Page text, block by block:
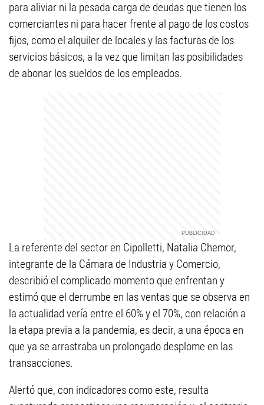
para aliviar ni la pesada carga de deudas que tienen los
comerciantes ni para hacer frente al pago de los costos
fijos, como el alquiler de locales y las facturas de los
servicios básicos, a la vez que limitan las posibilidades
de abonar los sueldos de los empleados.
La referente del sector en Cipolletti, Natalia Chemor,
integrante de la Cámara de Industria y Comercio,
describió el complicado momento que enfrentan y
estimó que el derrumbe en las ventas que se observa en
la actualidad vería entre el 60% y el 70%, con relación a
la etapa previa a la pandemia, es decir, a una época en
que ya se arrastraba un prolongado desplome en las
transacciones.
Alertó que, con indicadores como este, resulta